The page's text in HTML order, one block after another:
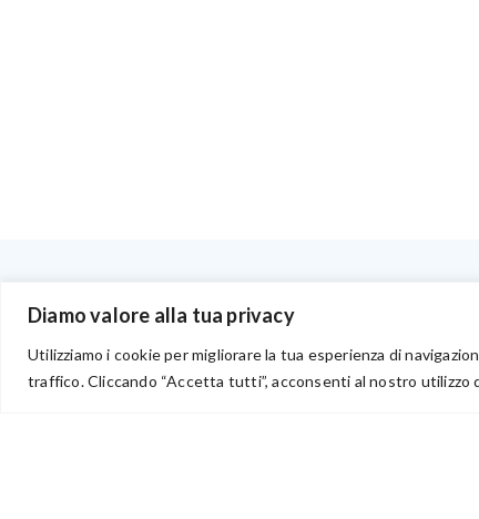
Diamo valore alla tua privacy
Utilizziamo i cookie per migliorare la tua esperienza di
traffico. Cliccando “Accetta tutti”, acconsenti al nostro utilizzo